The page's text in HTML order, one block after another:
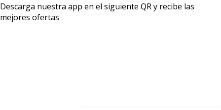
Descarga nuestra app en el siguiente QR y recibe las
mejores ofertas